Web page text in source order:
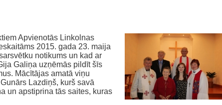
Apvienotās Linkolnas
2015. gada 23. maija
notikums un kad ar
Galiņa uzņēmās pildīt šīs
Mācītājas amatā viņu
Lazdiņš, kurš savā
un apstiprina tās saites, kuras